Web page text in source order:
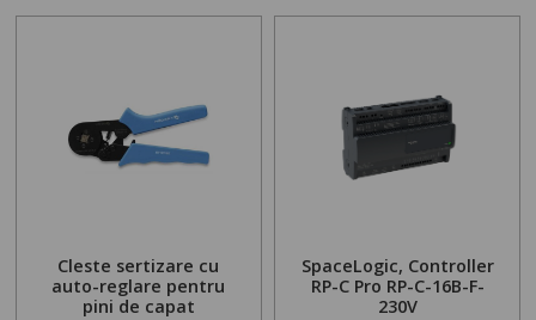
Cleste sertizare cu
auto-reglare pentru
pini de capat
SpaceLogic, Controller
RP-C Pro RP-C-16B-F-
230V